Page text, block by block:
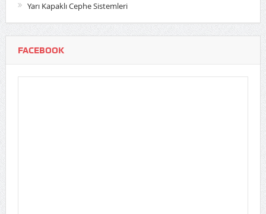
Yarı Kapaklı Cephe Sistemleri
FACEBOOK